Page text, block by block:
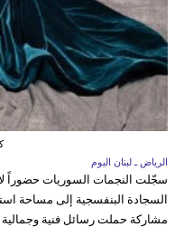
الرياض ـ لبنان اليوم
السجادة البنفسجية إلى مساحة
مشاركة حملت رسائل فنية وجمالية